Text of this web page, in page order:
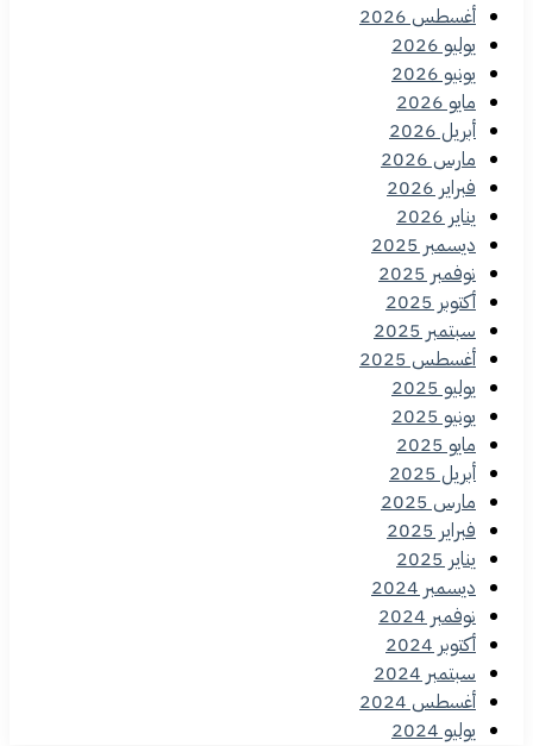
أغسطس 2026
يوليو 2026
يونيو 2026
مايو 2026
أبريل 2026
مارس 2026
فبراير 2026
يناير 2026
ديسمبر 2025
نوفمبر 2025
أكتوبر 2025
سبتمبر 2025
أغسطس 2025
يوليو 2025
يونيو 2025
مايو 2025
أبريل 2025
مارس 2025
فبراير 2025
يناير 2025
ديسمبر 2024
نوفمبر 2024
أكتوبر 2024
سبتمبر 2024
أغسطس 2024
يوليو 2024